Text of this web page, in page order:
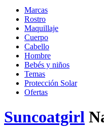
Marcas
Rostro
Maquillaje
Cuerpo
Cabello
Hombre
Bebés y niños
Temas
Protección Solar
Ofertas
Suncoatgirl